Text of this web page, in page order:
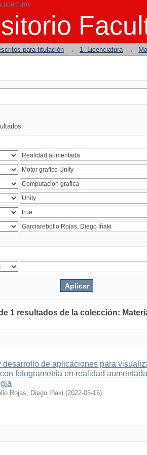
para titulación → 1. Licenciatura →
1 resultados de la colección:
desarrollo de aplicaciones para
fotogrametria en realidad
Rojas, Diego Iñaki (2022-05-15)